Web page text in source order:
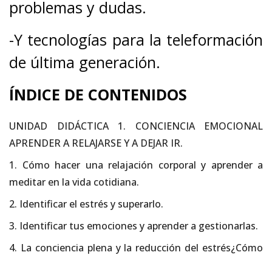
problemas y dudas.
-Y tecnologías para la teleformación
de última generación.
ÍNDICE DE CONTENIDOS
UNIDAD DIDÁCTICA 1. CONCIENCIA EMOCIONAL
APRENDER A RELAJARSE Y A DEJAR IR.
1. Cómo hacer una relajación corporal y aprender a
meditar en la vida cotidiana.
2. Identificar el estrés y superarlo.
3. Identificar tus emociones y aprender a gestionarlas.
4. La conciencia plena y la reducción del estrés¿Cómo